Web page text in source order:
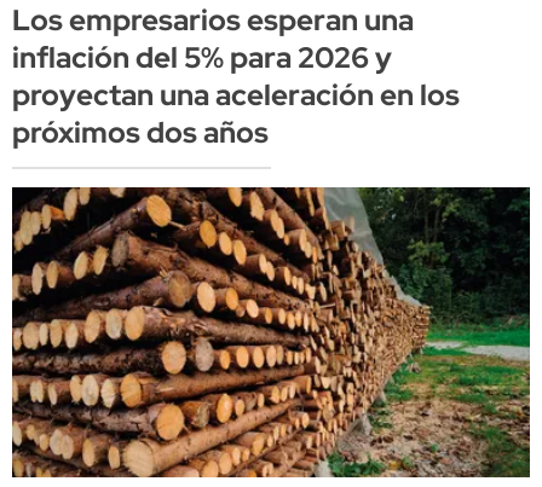
Los empresarios esperan una
inflación del 5% para 2026 y
proyectan una aceleración en los
próximos dos años